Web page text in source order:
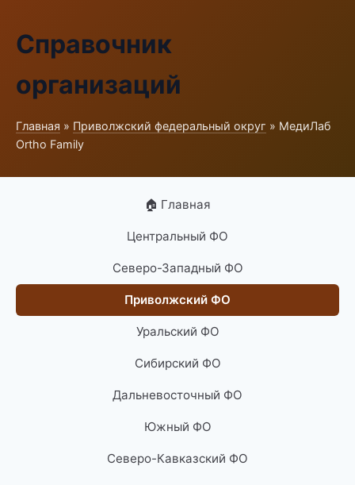
Справочник
организаций
Главная » Приволжский федеральный округ » МедиЛаб
Ortho Family
🏠 Главная
Центральный ФО
Северо-Западный ФО
Приволжский ФО
Уральский ФО
Сибирский ФО
Дальневосточный ФО
Южный ФО
Северо-Кавказский ФО